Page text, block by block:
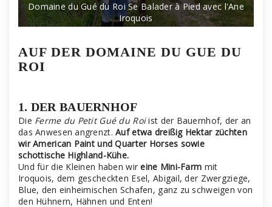
Domaine du Gué du Roi Se Balader à Pied avec l'Ane
Iroquois
AUF DER DOMAINE DU GUE DU
ROI
1. DER BAUERNHOF
Die Ferme du Petit Gué du Roiist der Bauernhof, der an
das Anwesen angrenzt.Auf etwa dreißig Hektar züchten
wir American Paint und Quarter Horses sowie
schottische Highland-Kühe.
Und für die Kleinen haben wireine Mini-Farm mit
Iroquois, dem gescheckten Esel, Abigail, der Zwergziege,
Blue, den einheimischen Schafen, ganz zu schweigen von
den Hühnern, Hähnen und Enten!